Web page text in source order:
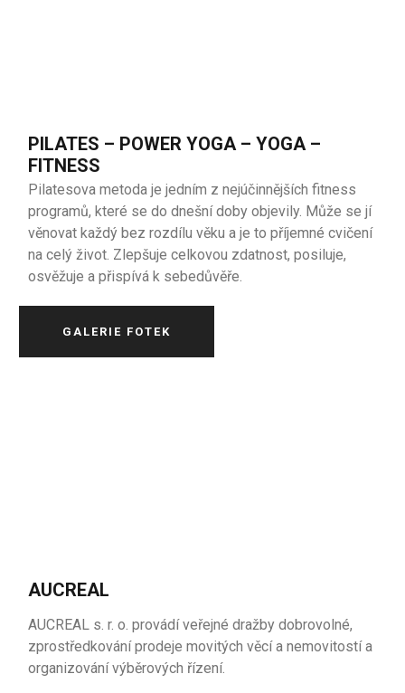
PILATES – POWER YOGA – YOGA –
FITNESS
Pilatesova metoda je jedním z nejúčinnějších fitness
programů, které se do dnešní doby objevily. Může se jí
věnovat každý bez rozdílu věku a je to příjemné cvičení
na celý život. Zlepšuje celkovou zdatnost, posiluje,
osvěžuje a přispívá k sebedůvěře.
GALERIE FOTEK
AUCREAL
AUCREAL s. r. o. provádí veřejné dražby dobrovolné,
zprostředkování prodeje movitých věcí a nemovitostí a
organizování výběrových řízení.